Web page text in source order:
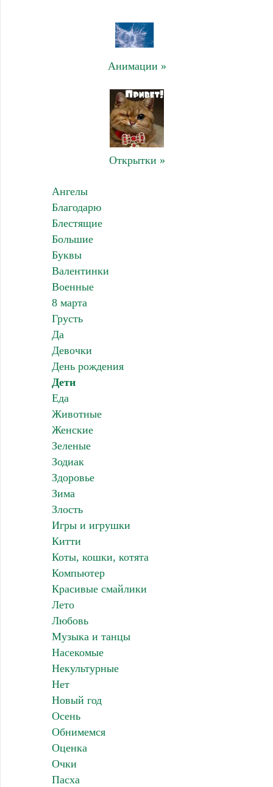
Анимации »
Открытки »
Ангелы
Благодарю
Блестящие
Большие
Буквы
Валентинки
Военные
8 марта
Грусть
Да
Девочки
День рождения
Дети
Еда
Животные
Женские
Зеленые
Зодиак
Здоровье
Зима
Злость
Игры и игрушки
Китти
Коты, кошки, котята
Компьютер
Красивые смайлики
Лето
Любовь
Музыка и танцы
Насекомые
Некультурные
Нет
Новый год
Осень
Обнимемся
Оценка
Очки
Пасха